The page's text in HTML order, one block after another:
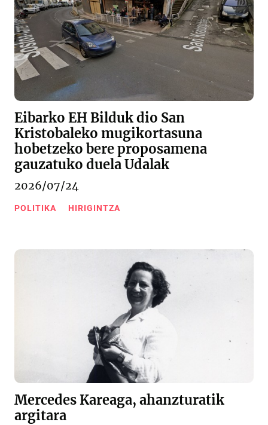
Eibarko EH Bilduk dio San
Kristobaleko mugikortasuna
hobetzeko bere proposamena
gauzatuko duela Udalak
2026/07/24
POLITIKA HIRIGINTZA
Mercedes Kareaga, ahanzturatik
argitara